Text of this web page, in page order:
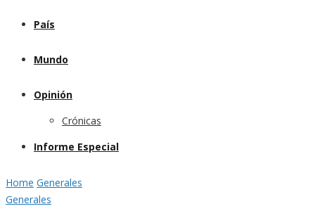
País
Mundo
Opinión
Crónicas
Informe Especial
Home Generales
Generales